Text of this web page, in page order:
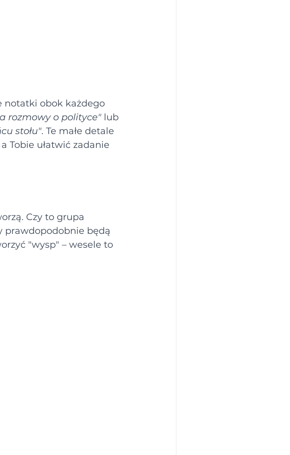
notatki obok każdego
rozmowy o polityce" lub
stołu". Te małe detale
Tobie ułatwić zadanie
Czy to grupa
prawdopodobnie będą
"wysp" – wesele to